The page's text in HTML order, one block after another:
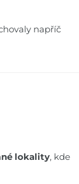
napříč
lokality, kde